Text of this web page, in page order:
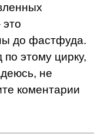
до фастфуда.
этому цирку,
не
коментарии